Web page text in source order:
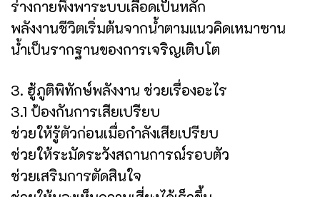
ร่างกายพึ่งพาระบบเลือดเป็นหลัก
พลังงานชีวิตเริ่มต้นจากน้ำตามแนวคิดเหมาซาน
น้ำเป็นรากฐานของการเจริญเติบโต
3. ฮู้ภูติพิทักษ์พลังงาน ช่วยเรื่องอะไร
3.1 ป้องกันการเสียเปรียบ
ช่วยให้รู้ตัวก่อนเมื่อกำลังเสียเปรียบ
ช่วยให้ระมัดระวังสถานการณ์รอบตัว
ช่วยเสริมการตัดสินใจ